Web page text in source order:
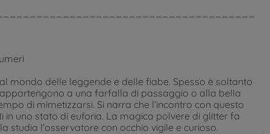
mondo delle leggende e delle fiabe. Spesso è soltanto
a una farfalla di passaggio o alla bella
di mimetizzarsi. Si narra che l’incontro con questo
uno stato di euforia. La magica polvere di glitter fa
l’osservatore con occhio vigile e curioso.